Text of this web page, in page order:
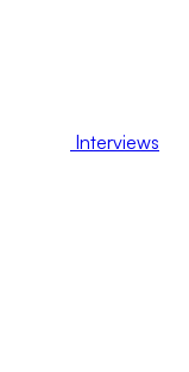
Interviews